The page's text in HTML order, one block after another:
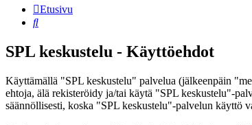
Etusivu
Etsi
SPL keskustelu - Käyttöehdot
Käyttämällä "SPL keskustelu" palvelua (jälkeenpäin
ehtoja, älä rekisteröidy ja/tai käytä "SPL keskustelu"-
säännöllisesti, koska "SPL keskustelu"-palvelun käyttö